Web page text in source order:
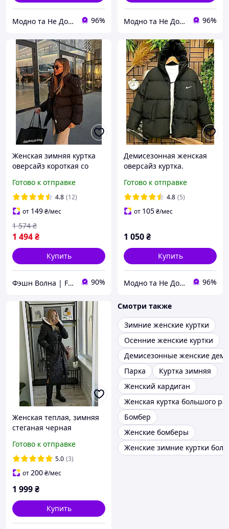
Модно та Не Дорого 96% Модно та Не Дорого 96%
Женская зимняя куртка
оверсайз короткая со
46-48-50, S-M-L; XL-XXL,
черный-белый-шоколад-
барби-графит
Готово к отправке
4.8 (12)
от 149₴/мес
1 494₴
1 574 ₴
Купить
Фэшн Волна | Fashion Wave 90%
Демисезонная женская
оверсайз куртка.
на молнии, принт найк,
из плащевки +Синтепон
250,
Готово к отправке
4.8 (5)
от 105₴/мес
1 050₴
Купить
Модно та Не Дорого 96%
Женская теплая, зимняя
стеганая черная
силиконе 200, с
капюшоном и белым эко-
мером
Готово к отправке
5.0 (3)
от200₴/мес
1 999₴
Купить
Смотри также
Зимние женские куртки
Осенние женские куртки
Демисезонные женские
Парка
Куртка зимняя
Женский кардиган
Женская куртка большого
Бомбер
Женские бомберы
Женские зимние куртки